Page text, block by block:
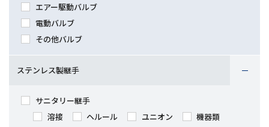
エアー駆動バルブ
電動バルブ
その他バルブ
ステンレス製継手
サニタリー継手
溶接
ヘルール ユニオン
機器類